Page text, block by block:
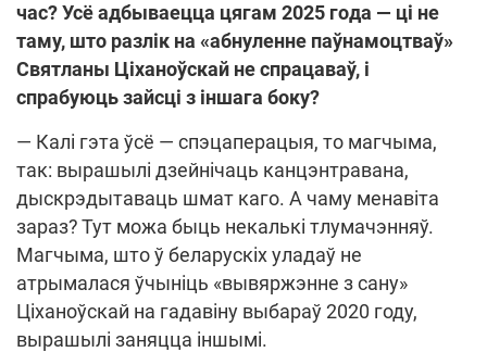
час? Усё адбываецца цягам 2025 года — ці не
таму, што разлік на «абнуленне паўнамоцтваў»
Святланы Ціханоўскай не спрацаваў, і
спрабуюць зайсці з іншага боку?
— Калі гэта ўсё — спэцаперацыя, то магчыма,
так: вырашылі дзейнічаць канцэнтравана,
дыскрэдытаваць шмат каго. А чаму менавіта
зараз? Тут можа быць некалькі тлумачэнняў.
Магчыма, што ў беларускіх уладаў не
атрымалася ўчыніць «вывяржэнне з сану»
Ціханоўскай на гадавіну выбараў 2020 году,
вырашылі заняцца іншымі.